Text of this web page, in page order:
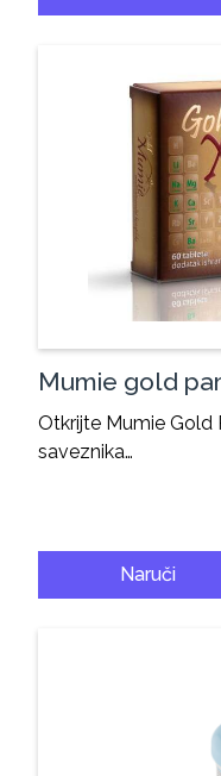
Mumie gold
Otkrijte Mumie Gold
saveznika…
Naruči